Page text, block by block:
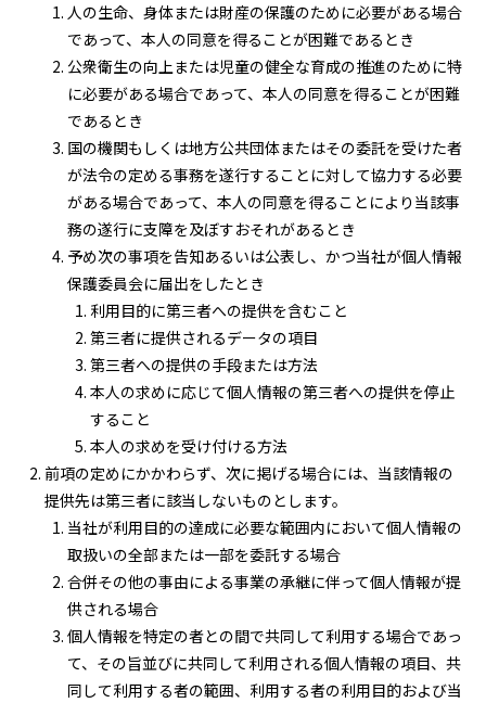
人の生命、身体または財産の保護のために必要がある場合
であって、本人の同意を得ることが困難であるとき
公衆衛生の向上または児童の健全な育成の推進のために特
に必要がある場合であって、本人の同意を得ることが困難
であるとき
国の機関もしくは地方公共団体またはその委託を受けた者
が法令の定める事務を遂行することに対して協力する必要
がある場合であって、本人の同意を得ることにより当該事
務の遂行に支障を及ぼすおそれがあるとき
予め次の事項を告知あるいは公表し、かつ当社が個人情報
保護委員会に届出をしたとき
利用目的に第三者への提供を含むこと
第三者に提供されるデータの項目
第三者への提供の手段または方法
本人の求めに応じて個人情報の第三者への提供を停止
すること
本人の求めを受け付ける方法
前項の定めにかかわらず、次に掲げる場合には、当該情報の
提供先は第三者に該当しないものとします。
当社が利用目的の達成に必要な範囲内において個人情報の
取扱いの全部または一部を委託する場合
合併その他の事由による事業の承継に伴って個人情報が提
供される場合
個人情報を特定の者との間で共同して利用する場合であっ
て、その旨並びに共同して利用される個人情報の項目、共
同して利用する者の範囲、利用する者の利用目的および当